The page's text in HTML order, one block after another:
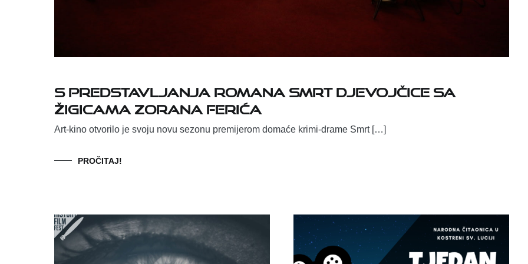
S predstavljanja romana Smrt djevojčice sa
žigicama Zorana Ferića
Art-kino otvorilo je svoju novu sezonu premijerom domaće krimi-drame Smrt […]
PROČITAJ!